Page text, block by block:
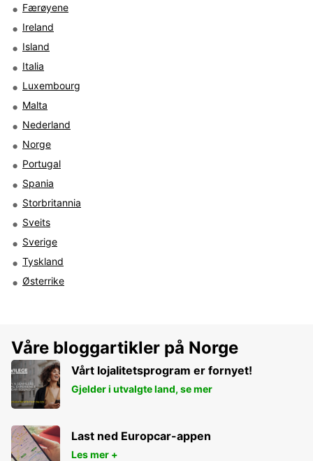
Færøyene
Ireland
Island
Italia
Luxembourg
Malta
Nederland
Norge
Portugal
Spania
Storbritannia
Sveits
Sverige
Tyskland
Østerrike
Våre bloggartikler på Norge
Vårt lojalitetsprogram er fornyet!
Gjelder i utvalgte land, se mer
Last ned Europcar-appen
Les mer +